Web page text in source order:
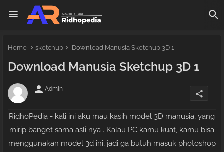
Home sketchup Download Manusia Sketchup 3D 1
Download Manusia Sketchup 3D 1
person Admin
share
RidhoPedia - kali ini aku mau kasih model 3D manusia, yang
mirip banget sama asli nya . Kalau PC kamu kuat, kamu bisa
menggunakan model 3d ini, jadi ga butuh masuk photoshop